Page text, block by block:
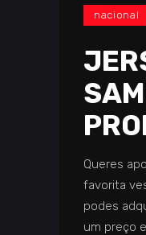
nacional
Queres
favorita
podes
um preço